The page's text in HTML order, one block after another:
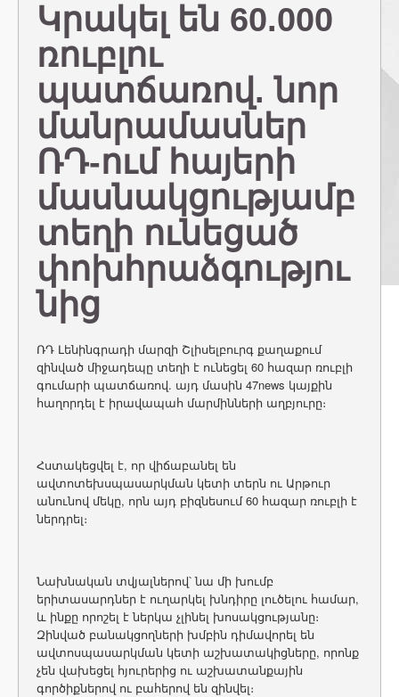
Կրակել են 60.000
ռուբլու
պատճառով. նոր
մանրամասներ
ՌԴ-ում հայերի
մասնակցությամբ
տեղի ունեցած
փոխհրաձգությու
նից
ՌԴ Լենինգրադի մարզի Շլիսելբուրգ քաղաքում
զինված միջադեպը տեղի է ունեցել 60 հազար ռուբլի
գումարի պատճառով. այդ մասին 47news կայքին
հաղորդել է իրավապահ մարմինների աղբյուրը։
Հստակեցվել է, որ վիճաբանել են
ավտոտեխսպասարկման կետի տերն ու Արթուր
անունով մեկը, որն այդ բիզնեսում 60 հազար ռուբլի է
ներդրել։
Նախնական տվյալներով՝ նա մի խումբ
երիտասարդներ է ուղարկել խնդիրը լուծելու համար,
և ինքը որոշել է ներկա չլինել խոսակցությանը։
Զինված բանակցողների խմբին դիմավորել են
ավտոսպասարկման կետի աշխատակիցները, որոնք
չեն վախեցել հյուրերից ու աշխատանքային
գործիքներով ու բահերով են զինվել։